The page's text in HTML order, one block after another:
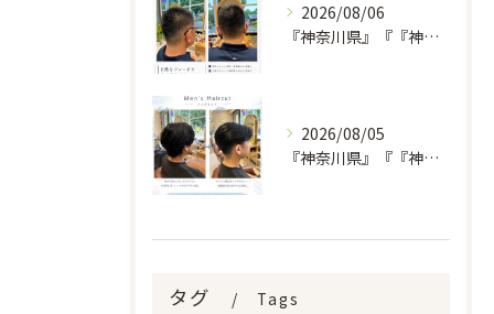
2026/08/06
『神奈川県』『『神奈川県』『綾瀬市』『海老名市』『美容室』
2026/08/05
『神奈川県』『『神奈川県』『綾瀬市』『海老名市』『美容室』
タグ Tags